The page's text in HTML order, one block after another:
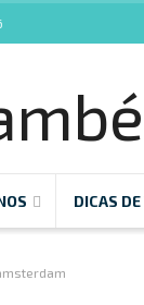
DICAS